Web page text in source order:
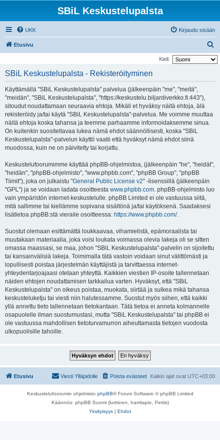
SBiL Keskustelupalsta
UKK Kirjaudu sisään
Etusivu
t
Kieli:
SBiL Keskustelupalsta - Rekisteröityminen
Käyttämällä "SBiL Keskustelupalsta" palvelua (jälkeenpäin "me", "meitä",
"meidän", "SBiL Keskustelupalsta", "https://keskustelu.biljardiverkko.fi:443"),
sitoudut noudattamaan seuraavia ehtoja. Mikäli et hyväksy näitä ehtoja, älä
rekisteröidy ja/tai käytä "SBiL Keskustelupalsta"-palvelua. Me voimme muuttaa
näitä ehtoja koska tahansa ja teemme parhaamme informoidaksemme sinua.
On kuitenkin suositeltavaa lukea nämä ehdot säännöllisesti, koska "SBiL
Keskustelupalsta"-palvelun käyttö vaatii että hyväksyt nämä ehdot siinä
muodossa, kuin ne on päivitetty tai korjattu.
Keskustelufoorumimme käyttää phpBB-ohjelmistoa, (jälkeenpäin "he", "heidät",
"heidän", "phpBB-ohjelmisto", "www.phpbb.com", "phpBB Group", "phpBB
Tiimit"), joka on julkaistu "General Public License v2" -lisenssillä (jälkeenpäin
"GPL") ja se voidaan ladata osoitteesta www.phpbb.com. phpBB-ohjelmisto luo
vain ympäristön internet-keskustelulle. phpBB Limited ei ole vastuussa siitä,
mitä sallimme tai kiellämme sopivana sisältönä ja/tai käytöksenä. Saadaksesi
lisätietoa phpBB:stä vieraile osoitteessa: https://www.phpbb.com/.
Suostut olemaan esittämättä loukkaavaa, vihamielistä, epämoraalista tai
muutakaan materiaalia, joka voisi loukata voimassa olevia lakeja oli se sitten
omassa maassasi, se maa, johon "SBiL Keskustelupalsta"-palvelin on sijoitettu
tai kansainvälisiä lakeja. Toimimalla tätä vastoin voidaan sinut välittömästi ja
lopullisesti poistaa järjestelmän käyttäjistä ja tarvittaessa internet-
yhteydentarjoajaasi otetaan yhteyttä. Kaikkien viestien IP-osoite tallennetaan
näiden ehtojen noudattamisen tarkkailua varten. Hyväksyt, että "SBiL
Keskustelupalsta" on oikeus poistaa, muokata, siirtää ja sulkea mikä tahansa
keskusteluketju tai viesti niin halutessamme. Suostut myös siihen, että kaikki
yllä annettu tieto tallennetaan tietokantaan. Tätä tietoa ei anneta kolmannelle
osapuolelle ilman suostumustasi, mutta "SBiL Keskustelupalsta" tai phpBB ei
ole vastuussa mahdollisen tietoturvamurron aiheuttamasta tietojen vuodosta
ulkopuolisille tahoille.
Etusivu Kaikki ajat ovat UTC+03:00
Poista evästeet
Viesti Ylläpidolle
Keskustelufoorumin ohjelmisto phpBB® Forum Software © phpBB Limited
Käännös: phpBB Suomi (lurttinen, harritapio, Pettis)
Yksityisyys | Ehdot